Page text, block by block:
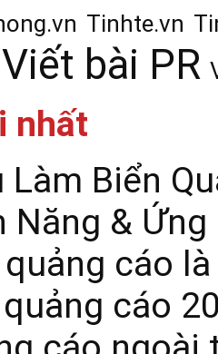
Tinhte.vn
Viết bài PR
nhất
Làm Biển
Năng &
cáo
cáo